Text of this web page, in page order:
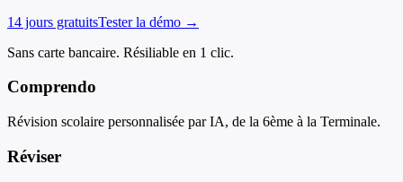
14 jours gratuitsTester la démo →
Sans carte bancaire. Résiliable en 1 clic.
Comprendo
Révision scolaire personnalisée par IA, de la 6ème à la Terminale.
Réviser